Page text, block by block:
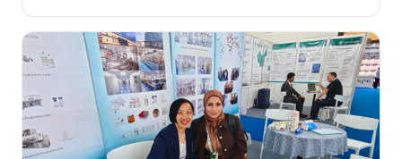
Paulo, Brazil.